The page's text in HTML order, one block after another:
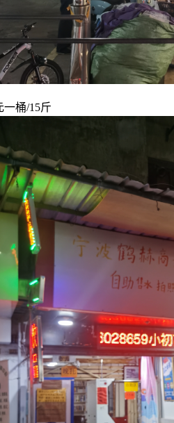
一桶/15斤